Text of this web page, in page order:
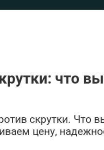
что
скрутки. Что
цену,